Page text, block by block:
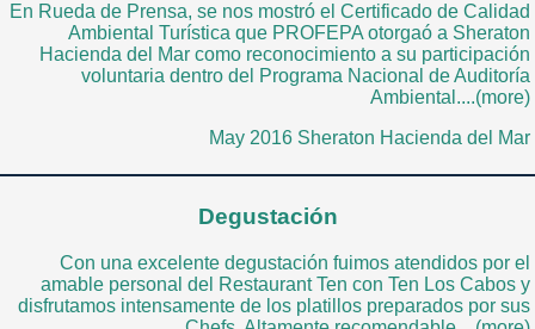
En Rueda de Prensa, se nos mostró el Certificado de Calidad
Ambiental Turística que PROFEPA otorgaó a Sheraton
Hacienda del Mar como reconocimiento a su participación
voluntaria dentro del Programa Nacional de Auditoría
Ambiental....(more)
May 2016 Sheraton Hacienda del Mar
Degustación
Con una excelente degustación fuimos atendidos por el
amable personal del Restaurant Ten con Ten Los Cabos y
disfrutamos intensamente de los platillos preparados por sus